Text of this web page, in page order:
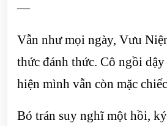
—
Vẫn như mọi ngày, Vưu
thức đánh thức. Cô ngồi
hiện mình vẫn còn mặc
Bó trán suy nghĩ một hồi,